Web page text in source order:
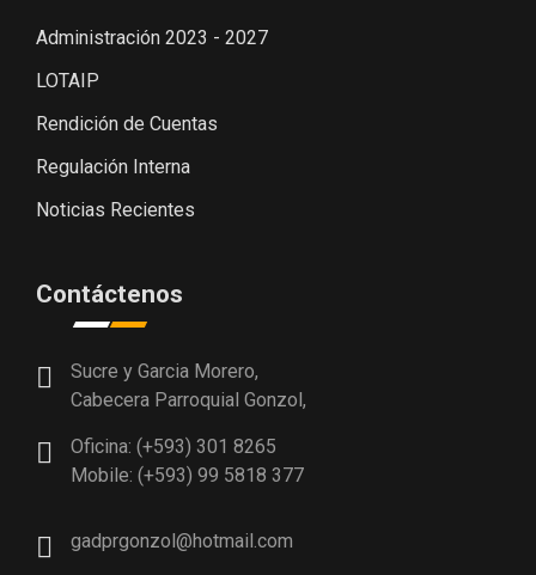
Administración 2023 - 2027
LOTAIP
Rendición de Cuentas
Regulación Interna
Noticias Recientes
Contáctenos
Sucre y Garcia Morero,
Cabecera Parroquial Gonzol,
Oficina: (+593) 301 8265
Mobile: (+593) 99 5818 377
gadprgonzol@hotmail.com